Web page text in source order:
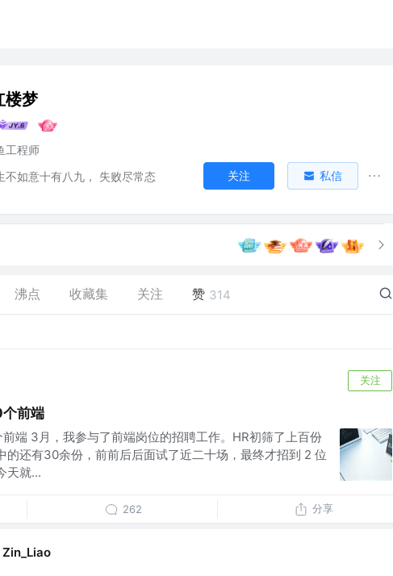
楼梦
工程师
不如意十有八九， 失败尽常态
关注 私信
沸点 收藏集 关注 赞 314
关注
前端
端 3月，我参与了前端岗位的招聘工作。HR初筛了上百份
的还有30余份，前前后后面试了近二十场，最终才招到 2 位
天就...
262 分享
Zin_Liao